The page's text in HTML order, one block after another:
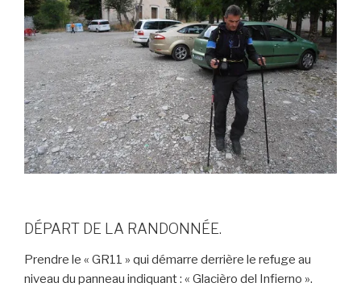
DÉPART DE LA RANDONNÉE.
Prendre le « GR11 » qui démarre derrière le refuge au
niveau du panneau indiquant : « Glacièro del Infierno ».